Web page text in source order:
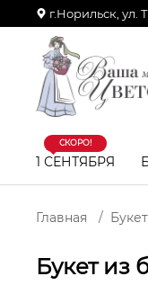
г.Норильск, ул.
1 СЕНТЯБРЯ
СКОРО!
Главная
Букет из